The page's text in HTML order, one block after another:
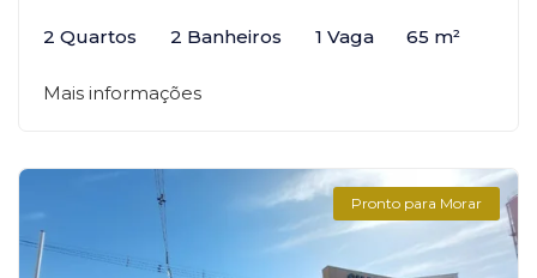
2 Quartos 2 Banheiros 1 Vaga 65 m²
Mais informações
Pronto para Morar